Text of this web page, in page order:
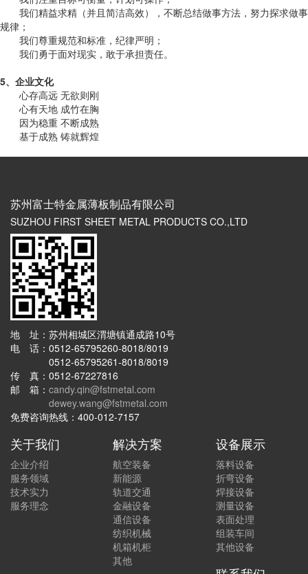
我们精益求精（并且简洁高效），不断总结做事方法，努力探求做事
规律；
我们尊重规范和标准，纪律严明；
我们勇于面对现实，敢于承担责任。
5、企业文化
心存高远 无欲则刚
心有天地 成竹在胸
因为稳重 不断成熟
基于成熟 铸就辉煌
苏州富士特金属薄板制品有限公司
SUZHOU FIRST SHEET METAL PRODUCTS CO.,LTD
地 址：苏州相城区渭塘镇通成路10号
电 话：0512-65795260-8018/8019
0512-65795261-8018/8019
传 真：0512-67227816
邮 箱： candy.qin@fstmetal.com
dewey.wang@fstmetal.com
免费咨询热线：400-012-7157
关于我们
企业介绍
服务领域
技术实力
服务理念
解决方案
航空装备
新能源
轨道交通
金融设备
通信设备
纺织机械
机箱机柜
其他
设备展示
落料设备
折弯设备
焊接设备
测量设备
表面处理
组装车间
其他设备